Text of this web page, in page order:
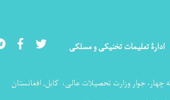
ادارۀ تعلیمات تخنیکی و مسلکی LinkedInFacebook Twitter
چهار، جوار وزارت تحصیلات عالی، کابل, افغانستان